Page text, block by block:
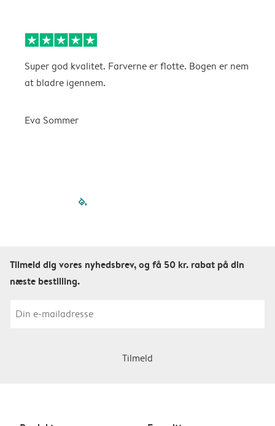
Super god kvalitet. Farverne er flotte. Bogen er nem
at bladre igennem.
Eva Sommer
filled-pagination
Tilmeld dig vores nyhedsbrev, og få 50 kr. rabat på din
næste bestilling.
Tilmeld